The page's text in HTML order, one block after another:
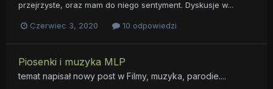
przejrzyste, oraz mam do niego sentyment. Dyskusje w...
Czerwiec 3, 2020 10 odpowiedzi
Piosenki i muzyka MLP
temat napisał nowy post w Filmy, muzyka, parodie....